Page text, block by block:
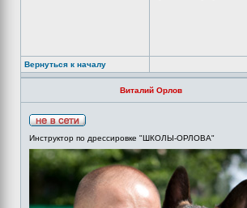
Вернуться к началу
Виталий Орлов
Инструктор по дрессировке "ШКОЛЫ-ОРЛОВА"